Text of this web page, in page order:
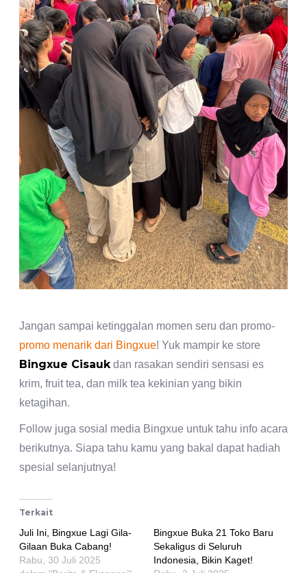
Jangan sampai ketinggalan momen seru dan promo-
promo menarik dari Bingxue! Yuk mampir ke store
Bingxue Cisauk dan rasakan sendiri sensasi es
krim, fruit tea, dan milk tea kekinian yang bikin
ketagihan.
Follow juga sosial media Bingxue untuk tahu info acara
berikutnya. Siapa tahu kamu yang bakal dapat hadiah
spesial selanjutnya!
Terkait
Juli Ini, Bingxue Lagi Gila-
Gilaan Buka Cabang!
Rabu, 30 Juli 2025
Bingxue Buka 21 Toko Baru
Sekaligus di Seluruh
Indonesia, Bikin Kaget!